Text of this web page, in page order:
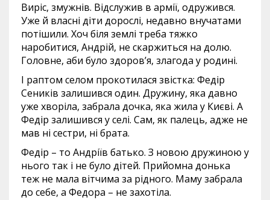
Виріс, змужнів. Відслужив в армії, одружився.
Уже й власні діти дорослі, недавно внучатами
потішили. Хоч біля землі треба тяжко
наробитися, Андрій, не скаржиться на долю.
Головне, аби було здоров’я, злагода у родині.
І раптом селом прокотилася звістка: Федір
Сеників залишився один. Дружину, яка давно
уже хворіла, забрала дочка, яка жила у Києві. А
Федір залишився у селі. Сам, як палець, адже не
мав ні сестри, ні брата.
Федір – то Андріїв батько. З новою дружиною у
нього так і не було дітей. Прийомна донька
теж не мала вітчима за рідного. Маму забрала
до себе, а Федора – не захотіла.